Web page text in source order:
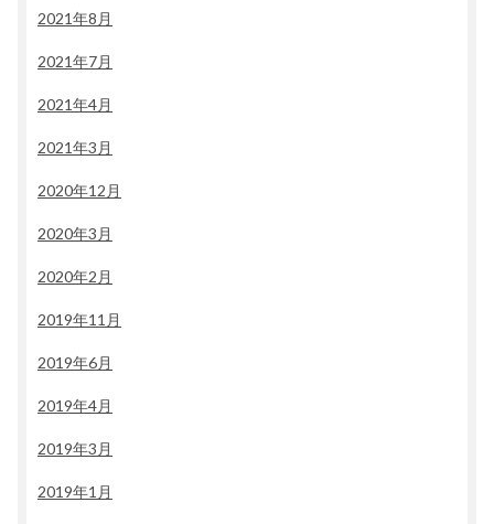
2021年8月
2021年7月
2021年4月
2021年3月
2020年12月
2020年3月
2020年2月
2019年11月
2019年6月
2019年4月
2019年3月
2019年1月